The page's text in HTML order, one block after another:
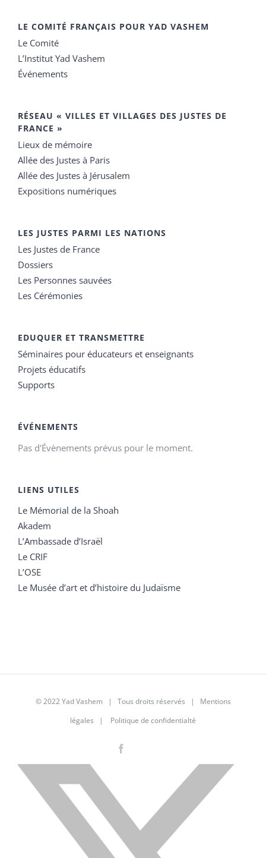
LE COMITÉ FRANÇAIS POUR YAD VASHEM
Le Comité
L’Institut Yad Vashem
Événements
RÉSEAU « VILLES ET VILLAGES DES JUSTES DE
FRANCE »
Lieux de mémoire
Allée des Justes à Paris
Allée des Justes à Jérusalem
Expositions numériques
LES JUSTES PARMI LES NATIONS
Les Justes de France
Dossiers
Les Personnes sauvées
Les Cérémonies
EDUQUER ET TRANSMETTRE
Séminaires pour éducateurs et enseignants
Projets éducatifs
Supports
ÉVÉNEMENTS
Pas d'Évènements prévus pour le moment.
LIENS UTILES
Le Mémorial de la Shoah
Akadem
L’Ambassade d’Israël
Le CRIF
L’OSE
Le Musée d’art et d’histoire du Judaïsme
© 2022 Yad Vashem | Tous droits réservés | Mentions
légales | Politique de confidentialté